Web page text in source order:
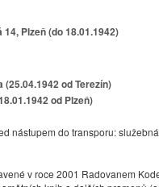
Plzeň (do 18.01.1942)
(25.04.1942 od Terezín)
od Plzeň)
nástupem do transporu: služebná
v roce 2001 Radovanem